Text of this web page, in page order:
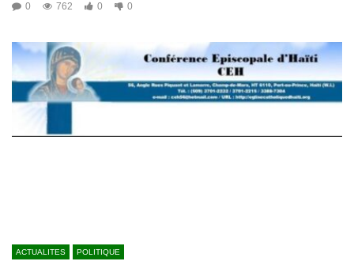
0 762 0 0
ACTUALITES POLITIQUE